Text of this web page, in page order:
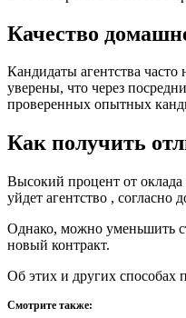
Качество
Кандидаты агентства
уверены, что через
проверенных опытных
Как получить
Высокий процент от оклада
уйдет агентство , согласно
Однако, можно уменьшить
новый контракт.
Об этих и других способах
Смотрите также: